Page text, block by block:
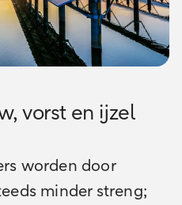
vorst en ijzel
worden door
minder streng;